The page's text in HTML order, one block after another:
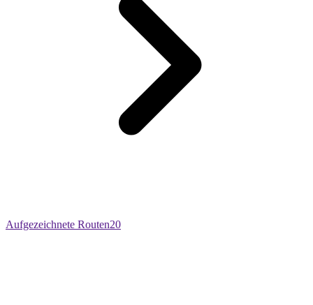
Aufgezeichnete Routen20